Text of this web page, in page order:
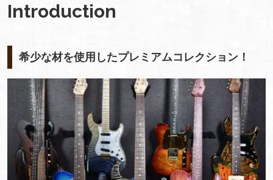
Introduction
希少な材を使用したプレミアムコレクション！